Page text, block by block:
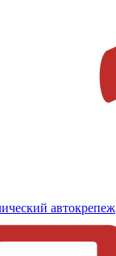
автокрепеж